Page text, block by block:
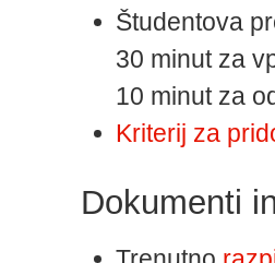
Študentova
30 minut za
10 minut za
Kriterij za
Dokumenti